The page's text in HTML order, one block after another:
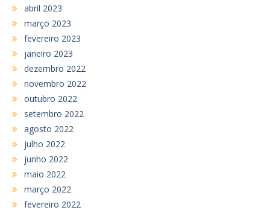
abril 2023
março 2023
fevereiro 2023
janeiro 2023
dezembro 2022
novembro 2022
outubro 2022
setembro 2022
agosto 2022
julho 2022
junho 2022
maio 2022
março 2022
fevereiro 2022